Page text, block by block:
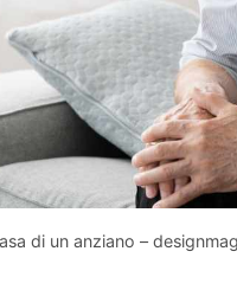
di un anziano –